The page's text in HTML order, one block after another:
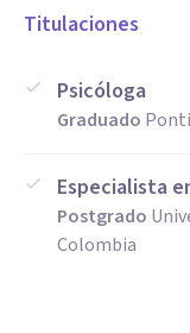
Titulaciones
Psicóloga
Graduado
Especialista
Postgrado
Colombia